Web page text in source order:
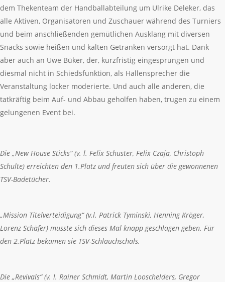
dem Thekenteam der Handballabteilung um Ulrike Deleker, das
alle Aktiven, Organisatoren und Zuschauer während des Turniers
und beim anschließenden gemütlichen Ausklang mit diversen
Snacks sowie heißen und kalten Getränken versorgt hat. Dank
aber auch an Uwe Büker, der, kurzfristig eingesprungen und
diesmal nicht in Schiedsfunktion, als Hallensprecher die
Veranstaltung locker moderierte. Und auch alle anderen, die
tatkräftig beim Auf- und Abbau geholfen haben, trugen zu einem
gelungenen Event bei.
Die „New House Sticks“ (v. l. Felix Schuster, Felix Czaja, Christoph
Schulte) erreichten den 1.Platz und freuten sich über die gewonnenen
TSV-Badetücher.
„Mission Titelverteidigung“ (v.l. Patrick Tyminski, Henning Kröger,
Lorenz Schäfer) musste sich dieses Mal knapp geschlagen geben. Für
den 2.Platz bekamen sie TSV-Schlauchschals.
Die „Revivals“ (v. l. Rainer Schmidt, Martin Looschelders, Gregor